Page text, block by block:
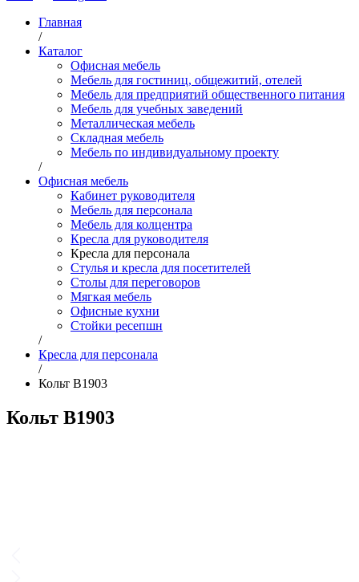
Главная
/
Каталог
Офисная мебель
Мебель для гостиниц, общежитий, отелей
Мебель для предприятий общественного питания
Мебель для учебных заведений
Металлическая мебель
Складная мебель
Мебель по индивидуальному проекту
/
Офисная мебель
Кабинет руководителя
Мебель для персонала
Мебель для колцентра
Кресла для руководителя
Кресла для персонала
Стулья и кресла для посетителей
Столы для переговоров
Мягкая мебель
Офисные кухни
Стойки ресепшн
/
Кресла для персонала
/
Кольт B1903
Кольт B1903